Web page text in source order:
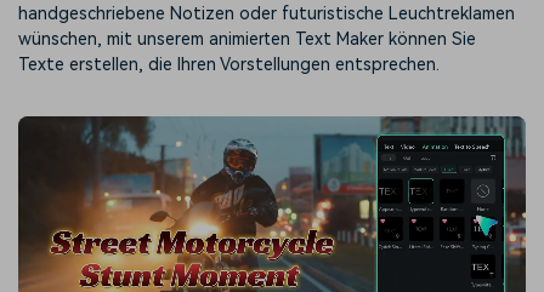
handgeschriebene Notizen oder futuristische Leuchtreklamen
wünschen, mit unserem animierten Text Maker können Sie
Texte erstellen, die Ihren Vorstellungen entsprechen.